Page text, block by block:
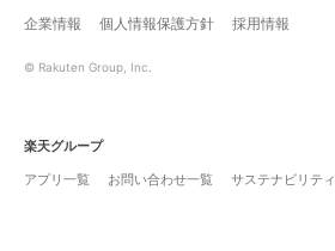
企業情報 個人情報保護方針 採用情報
© Rakuten Group, Inc.
楽天グループ
アプリ一覧
お問い合わせ一覧 サステナビリティ